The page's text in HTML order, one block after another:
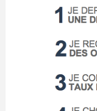
PEL
PERP